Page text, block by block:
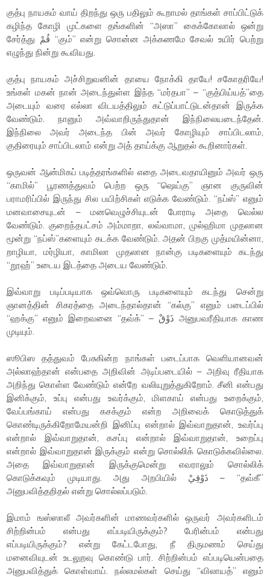
குத்பு நாயகம் வாய் திறந்து ஒரு பதிலும் கூறாமல் தாங்கள் சாப்பிட்டுக்
கழிந்த கோழி முட்களை தங்களின் “அஸா” கைக்கோலால் ஒன்று
சேர்த்து قُمْ “கும்” என்று சொன்ன அக்கணமே சேவல் உயிர் பெற்று
எழுந்து நின்று கூவியது.
குத்பு நாயகம் அச்சிறுவனின் தாயை நோக்கி தாயே! சகோதரியே!
உங்கள் மகன் நான் அடைந்துள்ள இந்த “மர்தபா” – “குத்பிய்யத்”தை
அடையும் வரை எல்லா விடயத்திலும் கட்டுப்பாட்டுடன்தான் இருக்க
வேண்டும். நானும் அவ்வாறிருந்துதான் இந்நிலையடைந்தேன்.
இந்நிலை அவர் அடைந்த பின் அவர் கோழியும் சாப்பிடலாம்,
குதிரையும் சாப்பிடலாம் என்று அத் தாய்க்கு ஆறுதல் கூறினார்கள்.
ஒருவன் ஆன்மிகப் படித்தரங்களில் எதை அடைவதாயினும் அவர் ஒரு
“காமில்” பூரணத்துவம் பெற்ற ஒரு “ஷெய்கு” ஞான குருவின்
பராமரிப்பில் இருந்து சில பயிற்சிகள் எடுக்க வேண்டும். “நப்ஸ்” எனும்
மனவாசையுடன் – மனவெழுச்சியுடன் போராடி அதை வெல்ல
வேண்டும். குறைந்தபட்சம் அம்மாறா, லவ்வாமா, முல்ஹிமா முதலான
மூன்று “நப்ஸ்”களையும் கடக்க வேண்டும். அதன் பிறகு முத்மயின்னா,
றாழியா, மர்ழியா, காமிலா முதலான நான்கு படிகளையும் கடந்து
“றூஹ்” உடைய இடத்தை அடைய வேண்டும்.
இவ்வாறு படிப்படியாக ஒவ்வொரு படிகளையும் கடந்து சென்று
ஞானத்தின் சிகரத்தை அடைந்தால்தான் “கல்கு” எனும் படைப்பில்
“ஹக்கு” எனும் இறைவனை “தவ்க்” – ذَوْقْ அனுபவரீதியாக காண
முடியும்.
ஸூபிஸ தத்துவம் பேசுகின்ற நாங்கள் படைப்பாக வெளியானவன்
அல்லாஹ்தான் என்பதை அறிவின் அடிப்படையில் – அறிவு ரீதியாக
அறிந்து கொள்ள வேண்டும் என்றே வலியுறுத்துகிறோம். சீனி என்பது
இனிக்கும், உப்பு என்பது உவர்க்கும், மிளகாய் என்பது உறைக்கும்,
வேப்பங்காய் என்பது கசக்கும் என்ற அறிவைக் கொடுத்துக்
கொண்டிருக்கிறோமேயன்றி இனிப்பு என்றால் இவ்வாறுதான், உவர்ப்பு
என்றால் இவ்வாறுதான், கசப்பு என்றால் இவ்வாறுதான், உறைப்பு
என்றால் இவ்வாறுதான் இருக்கும் என்று சொல்லிக் கொடுக்கவில்லை.
அதை இவ்வாறுதான் இருக்குமென்று எவராலும் சொல்லிக்
கொடுக்கவும் முடியாது. அது அறபியில் ذَوْقِيْ – “தவ்கீ”
அனுபவித்தறிதல் என்று சொல்லப்படும்.
இமாம் ஙஸ்ஸாலீ அவர்களின் மாணவர்களில் ஒருவர் அவர்களிடம்
சிற்றின்பம் என்பது எப்படியிருக்கும்? பேரின்பம் என்பது
எப்படியிருக்கும்? என்று கேட்டபோது, நீ திருமணம் செய்து
மனைவியுடன் உடலுறவு கொண்டு பார். சிற்றின்பம் எப்படியென்பதை
அனுபவித்துக் கொள்வாய். நல்லமல்கள் செய்து “விலாயத்” எனும்